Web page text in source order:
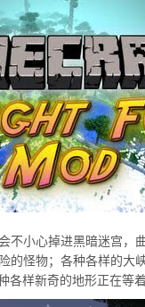
不小心掉进黑暗迷宫，
的怪物；各种各样的大
各样新奇的地形正在等着